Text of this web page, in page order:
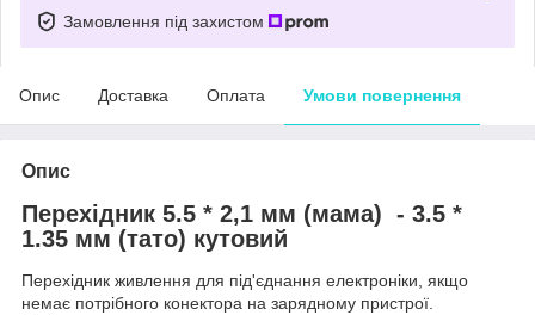
Замовлення під захистом
Опис Доставка Оплата Умови повернення
Опис
Перехідник 5.5 * 2,1 мм (мама) - 3.5 *
1.35 мм (тато) кутовий
Перехідник живлення для під'єднання електроніки, якщо
немає потрібного конектора на зарядному пристрої.